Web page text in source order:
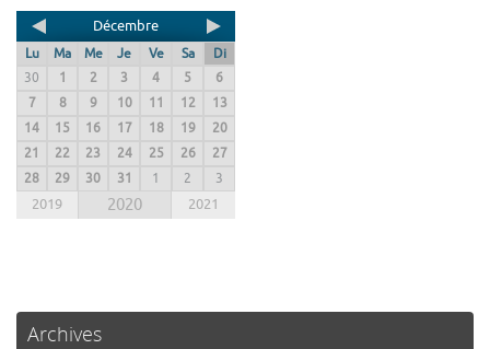
Décembre
Lu Ma Me Je Ve Sa
Di
30
1 2 3 4 5
6
7
8 9 10 11 12
13
14
15 16 17 18 19
20
21
22 23 24 25 26
27
28
29 30 31 1 2 3
2019 2020 2021
Archives